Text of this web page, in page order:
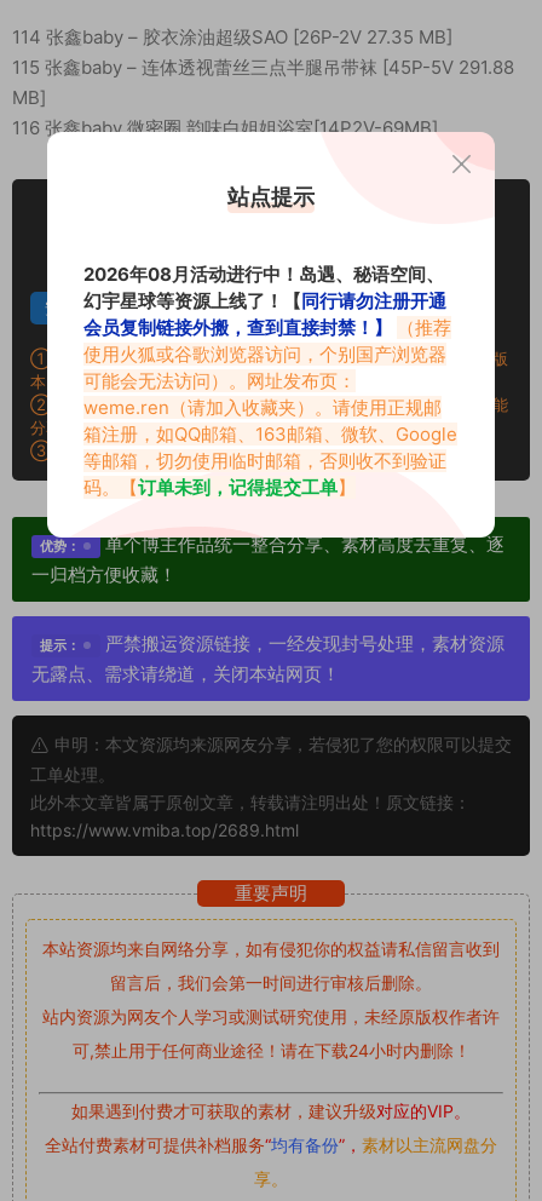
114 张鑫baby – 胶衣涂油超级SAO [26P-2V 27.35 MB]
115 张鑫baby – 连体透视蕾丝三点半腿吊带袜 [45P-5V 291.88
MB]
116 张鑫baby 微密圈 韵味白姐姐浴室[14P2V-69MB]
包季VIP
仅限包季VIP下载
升级包季VIP
安卓解压 苹果解压 汇总合集
①：百度网盘提示提取码错误，请更换浏览器重试，这是百度网盘版
本问题。
②：遇见解压密码不对、无法解压，请查看上面对应的解压教程，能
分享就肯定能解压！
③：提示：批量搬运链接外发封禁权限说明-正常用户可无视！
优势：
单个博主作品统一整合分享、素材高度去重复、逐
一归档方便收藏！
提示：
严禁搬运资源链接，一经发现封号处理，素材资源
无露点、需求请绕道，关闭本站网页！
申明：本文资源均来源网友分享，若侵犯了您的权限可以提交
工单处理。
此外本文章皆属于原创文章，转载请注明出处！原文链接：
https://www.vmiba.top/2689.html
重要声明
本站资源均来自网络分享，如有侵犯你的权益请私信留言收到
留言后，我们会第一时间进行审核后删除。
站内资源为网友个人学习或测试研究使用，未经原版权作者许
可,禁止用于任何商业途径！请在下载24小时内删除！
如果遇到付费才可获取的素材，建议升级对应的VIP。
全站付费素材可提供补档服务“均有备份”， 素材以主流网盘分
享。
站点提示
2026年08月活动进行中！岛遇、秘语空间、
幻宇星球等资源上线了！【同行请勿注册开通
会员复制链接外搬，查到直接封禁！】
（推荐
使用火狐或谷歌浏览器访问，个别国产浏览器
可能会无法访问）。网址发布页：
weme.ren （请加入收藏夹）。请使用正规邮
箱注册，如QQ邮箱、163邮箱、微软、Google
等邮箱，切勿使用临时邮箱，否则收不到验证
码。【订单未到，记得提交工单】